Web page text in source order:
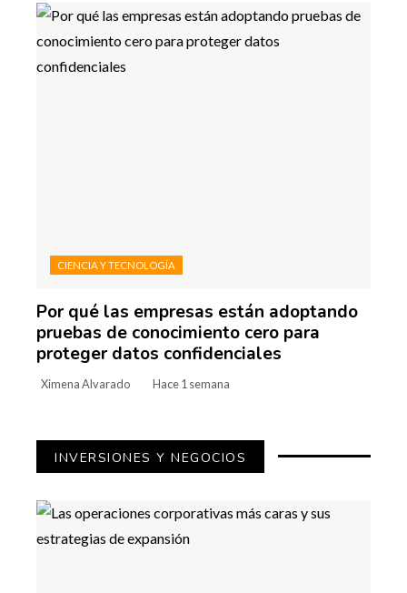
CIENCIA Y TECNOLOGÍA
Por qué las empresas están adoptando
pruebas de conocimiento cero para
proteger datos confidenciales
Ximena Alvarado Hace 1 semana
INVERSIONES Y NEGOCIOS